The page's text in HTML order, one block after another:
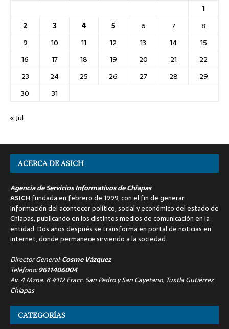
1
2
3 4 5 6 7
8
9
10 11 12 13 14
15
16
17 18 19 20 21
22
23
24 25 26 27 28
29
30
31
« Jul
ACERCA DE ASICH
Agencia de Servicios Informativos de Chiapas
ASICH fundada en febrero de 1999, con el fin de generar
información del acontecer político, social y económico del estado de
Chiapas, publicando en los distintos medios de comunicación en la
entidad. Dos años después se transforma en portal de noticias en
internet, donde permanece sirviendo a la sociedad.
Director General:Cosme Vázquez
Teléfono:9611406004
Av. 4 Mzna. 8 #112 Fracc. San Pedro y San Cayetano, Tuxtla Gutiérrez
Chiapas
CATEGORÍAS